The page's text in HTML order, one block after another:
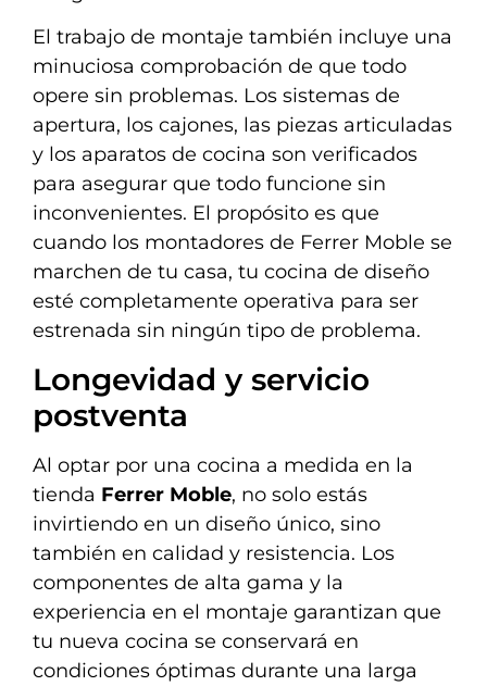
El trabajo de montaje también incluye una
minuciosa comprobación de que todo
opere sin problemas. Los sistemas de
apertura, los cajones, las piezas articuladas
y los aparatos de cocina son verificados
para asegurar que todo funcione sin
inconvenientes. El propósito es que
cuando los montadores de Ferrer Moble se
marchen de tu casa, tu cocina de diseño
esté completamente operativa para ser
estrenada sin ningún tipo de problema.
Longevidad y servicio
postventa
Al optar por una cocina a medida en la
tienda Ferrer Moble, no solo estás
invirtiendo en un diseño único, sino
también en calidad y resistencia. Los
componentes de alta gama y la
experiencia en el montaje garantizan que
tu nueva cocina se conservará en
condiciones óptimas durante una larga